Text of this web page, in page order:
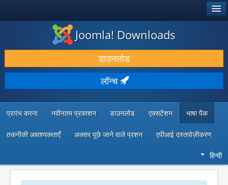
डाउनलोड करें और बढ़ाएं
खोजें और जानें
सामुदायिक समर्थन
डेवलपर संसाधन
Joomla! Downloads
डाउनलोड
लॉन्च
प्रारंभ करना नवीनतम प्रकाशन डाउनलोड एक्सटेंशन भाषा पैक
तकनीकी आवश्यकताएँ अक्सर पूछे जाने वाले प्रशन एपीआई दस्तावेज़ीकरण
हिन्दी